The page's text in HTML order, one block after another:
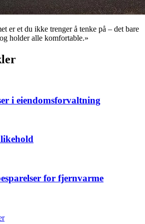
er et du ikke trenger å tenke på – det bare
holder alle komfortable.»
i eiendomsforvaltning
for fjernvarme